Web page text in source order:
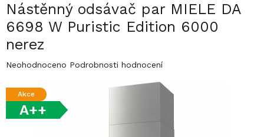
Nástěnný odsávač par MIELE DA
6698 W Puristic Edition 6000
nerez
Průměrné
produktu
z
Neohodnoceno Podrobnosti hodnocení
Akce
A++